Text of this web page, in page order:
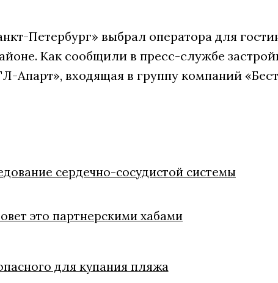
Петербург» выбрал оператора для
Как сообщили в пресс-службе
Апарт», входящая в группу компаний
сердечно-сосудистой системы
это партнерскими хабами
для купания пляжа